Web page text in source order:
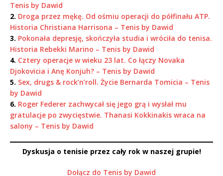
Tenis by Dawid
2. Droga przez mękę. Od ośmiu operacji do półfinału ATP.
Historia Christiana Harrisona – Tenis by Dawid
3. Pokonała depresję, skończyła studia i wróciła do tenisa.
Historia Rebekki Marino – Tenis by Dawid
4. Cztery operacje w wieku 23 lat. Co łączy Novaka
Djokovicia i Anę Konjuh? – Tenis by Dawid
5. Sex, drugs & rock’n’roll. Życie Bernarda Tomicia – Tenis
by Dawid
6. Roger Federer zachwycał się jego grą i wysłał mu
gratulacje po zwycięstwie. Thanasi Kokkinakis wraca na
salony – Tenis by Dawid
Dyskusja o tenisie przez cały rok w naszej grupie!
Dołącz do Tenis by Dawid